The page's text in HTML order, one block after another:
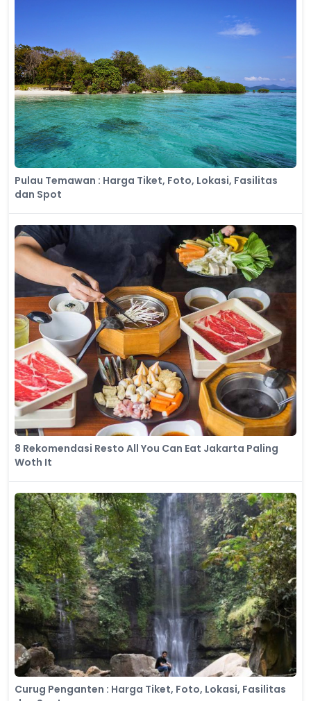
Pulau Temawan : Harga Tiket, Foto, Lokasi, Fasilitas
dan Spot
8 Rekomendasi Resto All You Can Eat Jakarta Paling
Woth It
Curug Penganten : Harga Tiket, Foto, Lokasi, Fasilitas